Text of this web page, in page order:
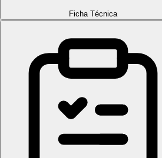
Ficha Técnica